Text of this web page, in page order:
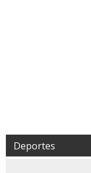
Deportes